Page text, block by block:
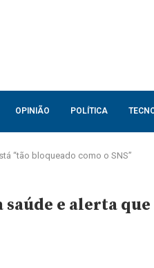
OPINIÃO POLÍTICA
“tão bloqueado como o SNS”
e alerta